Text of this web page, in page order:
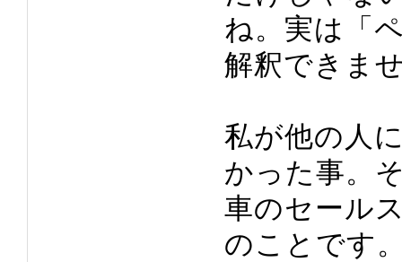
ね。実は「
解釈できま
私が他の人
かった事。
車のセール
のことです